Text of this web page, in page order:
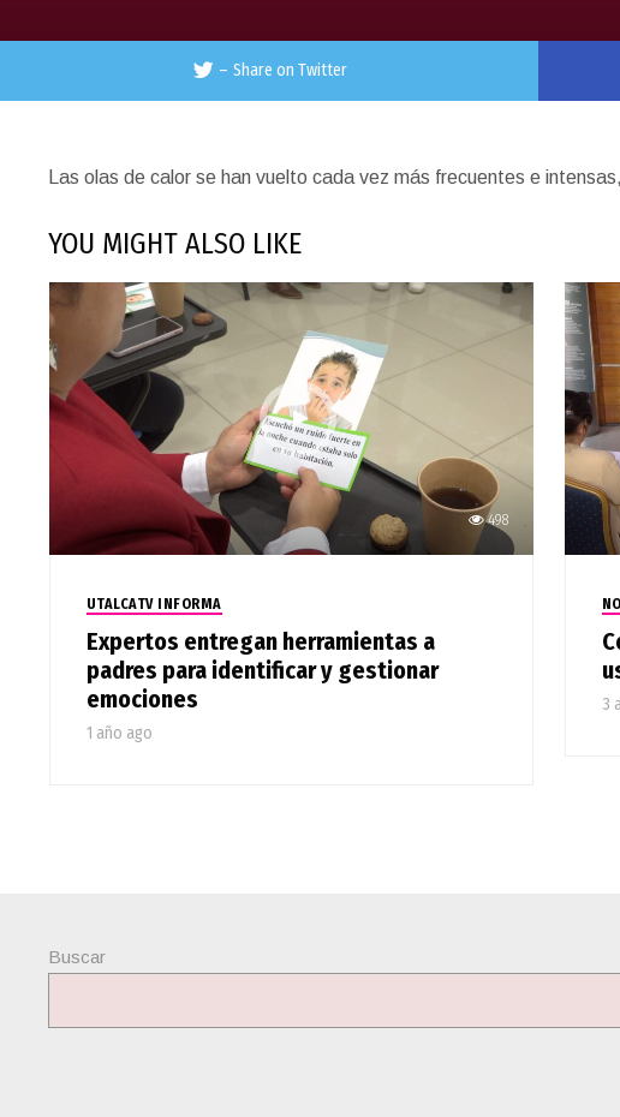
– Share on Twitter
Las olas de calor se han vuelto cada vez más frecuentes e
YOU MIGHT ALSO LIKE
498
UTALCATV INFORMA
Expertos entregan herramientas a
padres para identificar y gestionar
emociones
1 año ago
3
Buscar